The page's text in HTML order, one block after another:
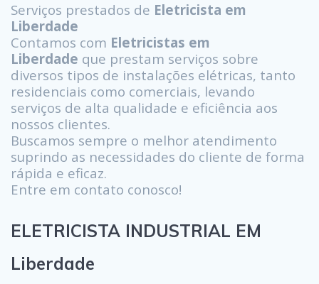
Serviços prestados de Eletricista em
Liberdade
Contamos com Eletricistas em
Liberdade que prestam serviços sobre
diversos tipos de instalações elétricas, tanto
residenciais como comerciais, levando
serviços de alta qualidade e eficiência aos
nossos clientes.
Buscamos sempre o melhor atendimento
suprindo as necessidades do cliente de forma
rápida e eficaz.
Entre em contato conosco!
ELETRICISTA INDUSTRIAL EM
Liberdade